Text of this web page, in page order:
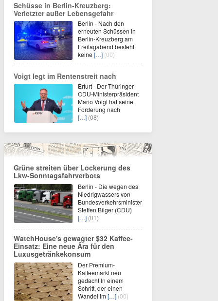
Schüsse in Berlin-Kreuzberg:
Verletzter außer Lebensgefahr
Berlin - Nach den
erneuten Schüssen in
Berlin-Kreuzberg am
Freitagabend besteht
keine […] (00)
Voigt legt im Rentenstreit nach
Erfurt - Der Thüringer
CDU-Ministerpräsident
Mario Voigt hat seine
Forderung nach
[…] (08)
Grüne streiten über Lockerung des
Lkw-Sonntagsfahrverbots
Berlin - Die wegen des
Niedrigwassers von
Bundesverkehrsminister
Steffen Bilger (CDU)
[…] (01)
WatchHouse's gewagter $32 Kaffee-
Einsatz: Eine neue Ära für den
Luxusgetränkekonsum
Der Premium-
Kaffeemarkt neu
gedacht In einem
Schritt, der einen
Wandel im[…] (00)